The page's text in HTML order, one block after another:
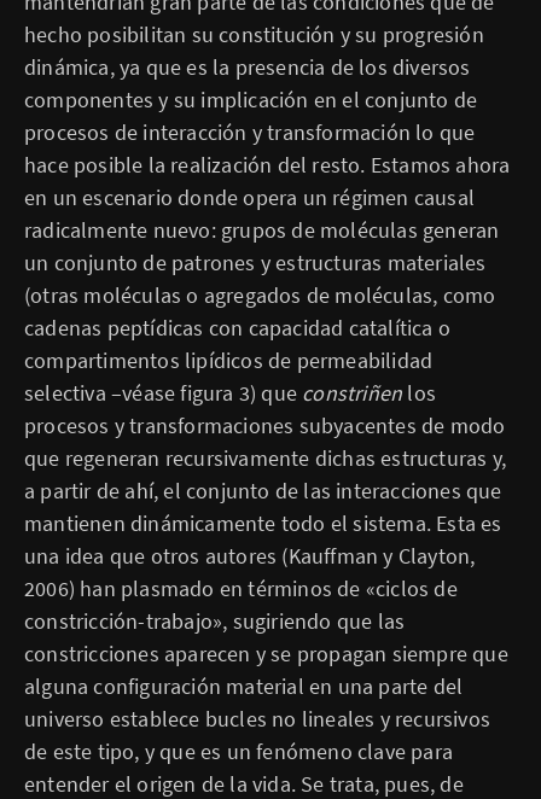
hecho posibilitan su constitución y su progresión
dinámica, ya que es la presencia de los diversos
componentes y su implicación en el conjunto de
procesos de interacción y transformación lo que
hace posible la realización del resto. Estamos ahora
en un escenario donde opera un régimen causal
radicalmente nuevo: grupos de moléculas generan
un conjunto de patrones y estructuras materiales
(otras moléculas o agregados de moléculas, como
cadenas peptídicas con capacidad catalítica o
compartimentos lipídicos de permeabilidad
selectiva –véase figura 3) que constriñen los
procesos y transformaciones subyacentes de modo
que regeneran recursivamente dichas estructuras y,
a partir de ahí, el conjunto de las interacciones que
mantienen dinámicamente todo el sistema. Esta es
una idea que otros autores (Kauffman y Clayton,
2006) han plasmado en términos de «ciclos de
constricción-trabajo», sugiriendo que las
constricciones aparecen y se propagan siempre que
alguna configuración material en una parte del
universo establece bucles no lineales y recursivos
de este tipo, y que es un fenómeno clave para
entender el origen de la vida. Se trata, pues, de